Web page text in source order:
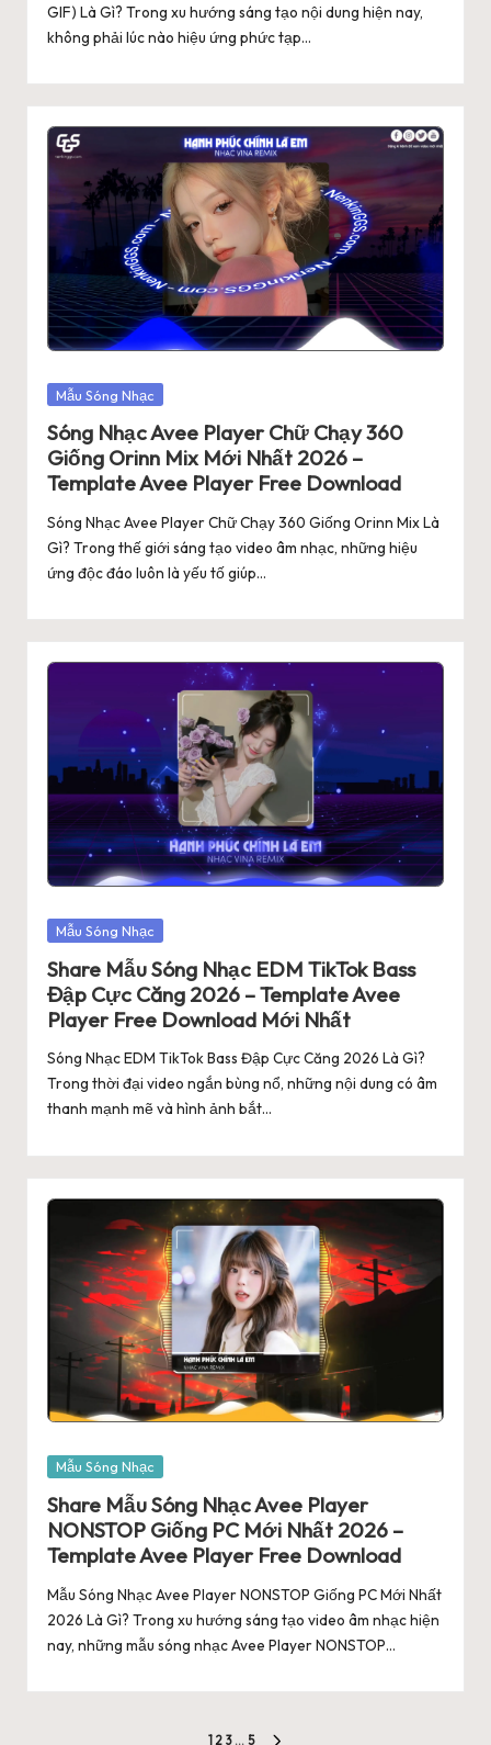
GIF) Là Gì? Trong xu hướng sáng tạo nội dung hiện nay,
không phải lúc nào hiệu ứng phức tạp…
Posted
Mẫu Sóng Nhạc
Sóng Nhạc Avee Player Chữ Chạy 360
Giống Orinn Mix Mới Nhất 2026 –
Template Avee Player Free Download
Sóng Nhạc Avee Player Chữ Chạy 360 Giống Orinn Mix Là
Gì? Trong thế giới sáng tạo video âm nhạc, những hiệu
ứng độc đáo luôn là yếu tố giúp…
Posted
Mẫu Sóng Nhạc
Share Mẫu Sóng Nhạc EDM TikTok Bass
Đập Cực Căng 2026 – Template Avee
Player Free Download Mới Nhất
Sóng Nhạc EDM TikTok Bass Đập Cực Căng 2026 Là Gì?
Trong thời đại video ngắn bùng nổ, những nội dung có âm
thanh mạnh mẽ và hình ảnh bắt…
Posted
Mẫu Sóng Nhạc
Share Mẫu Sóng Nhạc Avee Player
NONSTOP Giống PC Mới Nhất 2026 –
Template Avee Player Free Download
Mẫu Sóng Nhạc Avee Player NONSTOP Giống PC Mới Nhất
2026 Là Gì? Trong xu hướng sáng tạo video âm nhạc hiện
nay, những mẫu sóng nhạc Avee Player NONSTOP…
1 2 3 … 5